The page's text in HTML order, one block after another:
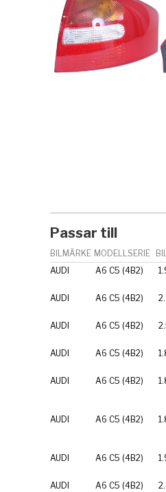
Passar till
BILMÄRKE MODELLSERIE
AUDI
A6 C5 (4B2)
AUDI A6 C5 (4B2)
AUDI A6 C5 (4B2)
AUDI A6 C5 (4B2)
AUDI A6 C5 (4B2)
AUDI A6 C5 (4B2)
AUDI A6 C5 (4B2)
AUDI A6 C5 (4B2)